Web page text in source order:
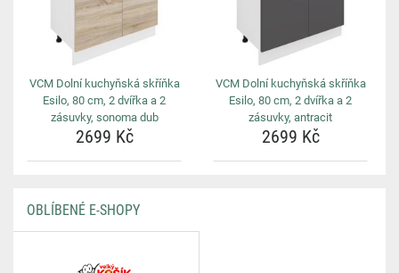
VCM Dolní kuchyňská skříňka
Esilo, 80 cm, 2 dvířka a 2
zásuvky, sonoma dub
2699 Kč
VCM Dolní kuchyňská skříňka
Esilo, 80 cm, 2 dvířka a 2
zásuvky, antracit
2699 Kč
OBLÍBENÉ E-SHOPY